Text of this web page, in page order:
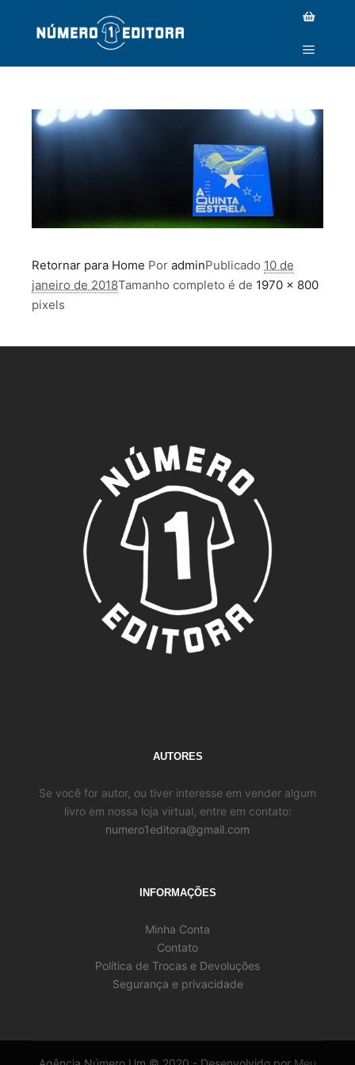
SLIDE1-3
Retornar para Home Por adminPublicado 10 de
janeiro de 2018Tamanho completo é de 1970 × 800
pixels
AUTORES
Se você for autor, ou tiver interesse em vender algum
livro em nossa loja virtual, entre em contato:
numero1editora@gmail.com
INFORMAÇÕES
Minha Conta
Contato
Política de Trocas e Devoluções
Segurança e privacidade